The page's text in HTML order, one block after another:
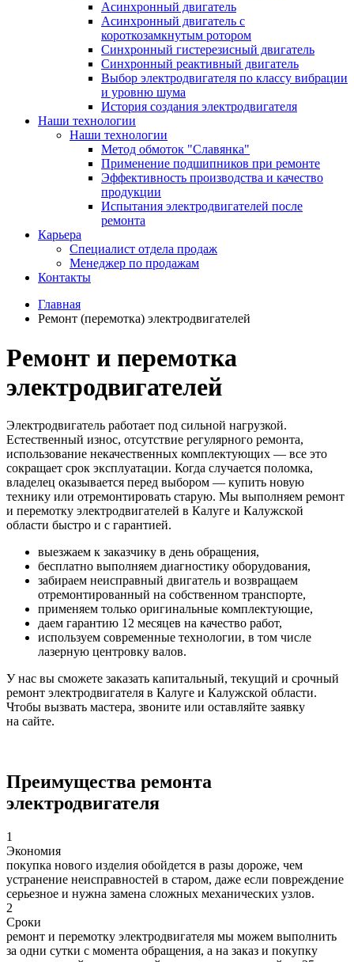
Асинхронный двигатель
Асинхронный двигатель с
короткозамкнутым ротором
Синхронный гистерезисный двигатель
Синхронный реактивный двигатель
Выбор электродвигателя по классу вибрации
и уровню шума
История создания электродвигателя
Наши технологии
Наши технологии
Метод обмоток "Славянка"
Применение подшипников при ремонте
Эффективность производства и качество
продукции
Испытания электродвигателей после
ремонта
Карьера
Специалист отдела продаж
Менеджер по продажам
Контакты
Главная
Ремонт (перемотка) электродвигателей
Ремонт и перемотка
электродвигателей
Электродвигатель работает под сильной нагрузкой.
Естественный износ, отсутствие регулярного ремонта,
использование некачественных комплектующих — все это
сокращает срок эксплуатации. Когда случается поломка,
владелец оказывается перед выбором — купить новую
технику или отремонтировать старую. Мы выполняем ремонт
и перемотку электродвигателей в Калуге и Калужской
области быстро и с гарантией.
выезжаем к заказчику в день обращения,
бесплатно выполняем диагностику оборудования,
забираем неисправный двигатель и возвращаем
отремонтированный на собственном транспорте,
применяем только оригинальные комплектующие,
даем гарантию 12 месяцев на качество работ,
используем современные технологии, в том числе
лазерную центровку валов.
У нас вы сможете заказать капитальный, текущий и срочный
ремонт электродвигателя в Калуге и Калужской области.
Чтобы вызвать мастера, звоните или оставляйте заявку
на сайте.
Преимущества ремонта
электродвигателя
1
Экономия
покупка нового изделия обойдется в разы дороже, чем
устранение неисправностей в старом, даже если повреждение
серьезное и нужна замена сложных механических узлов.
2
Сроки
ремонт и перемотку электродвигателя мы можем выполнить
за одни сутки с момента обращения, а на заказ и покупку